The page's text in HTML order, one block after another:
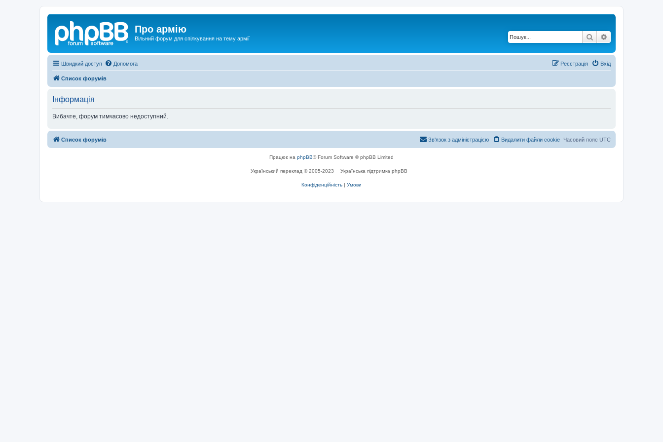
Про армію
Вільний форум для спілкування на тему армії Пошук
Швидкий доступ Допомога Вхід
Реєстрація
Список форумів
Інформація
Вибачте, форум тимчасово недоступний.
Список форумів Часовий пояс UTC
Видалити файли cookie
Зв'язок з адміністрацією
Працює на phpBB® Forum Software © phpBB Limited
Український переклад © 2005-2023 Українська підтримка phpBB
Конфіденційність | Умови